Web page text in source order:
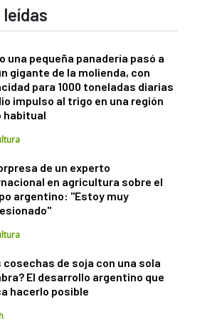
leídas
una pequeña panadería pasó a
gigante de la molienda, con
para 1000 toneladas diarias
impulso al trigo en una región
habitual
de un experto
en agricultura sobre el
argentino: "Estoy muy
cosechas de soja con una sola
El desarrollo argentino que
hacerlo posible